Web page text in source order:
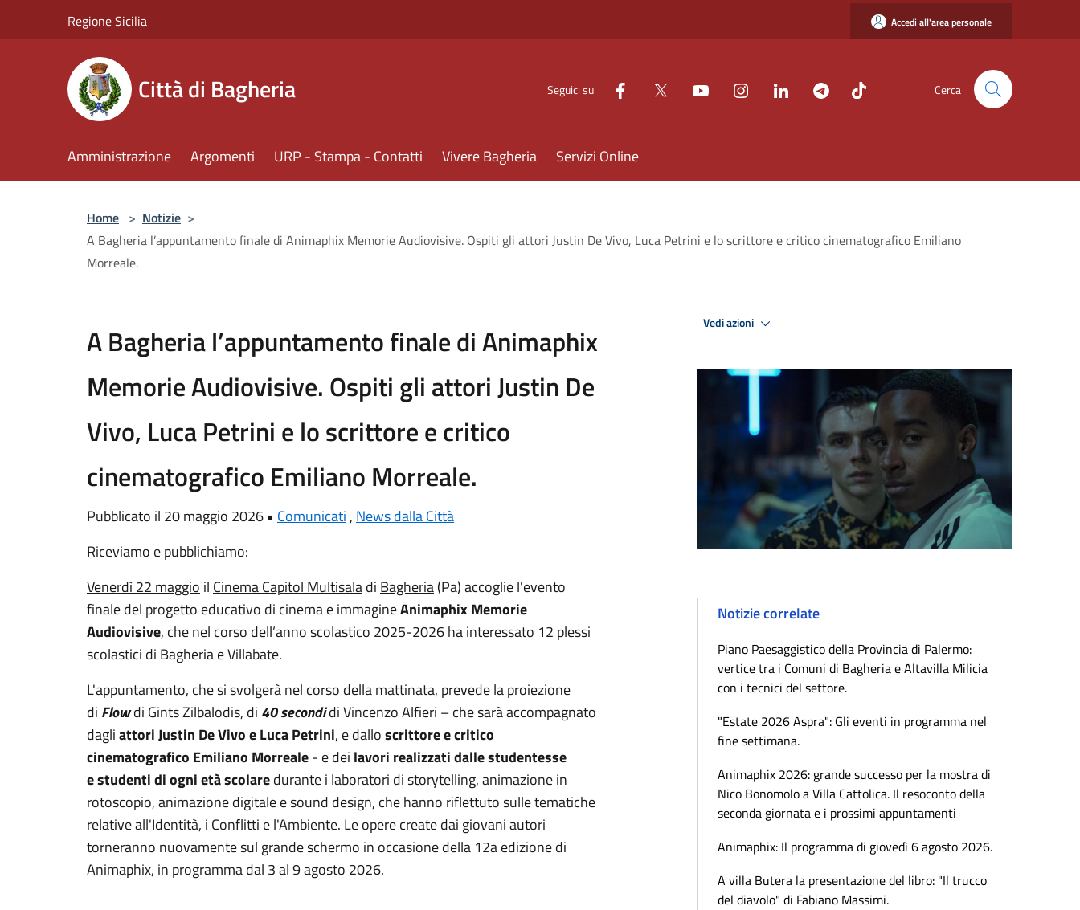
Regione Sicilia Accedi all'area personale
Città di Bagheria Seguici su Cerca
Amministrazione Argomenti URP - Stampa - Contatti Vivere Bagheria Servizi Online
Home > Notizie >
A Bagheria l’appuntamento finale di Animaphix Memorie Audiovisive. Ospiti gli attori Justin De Vivo, Luca Petrini e lo scrittore e critico cinematografico Emiliano
Morreale.
A Bagheria l’appuntamento finale di Animaphix
Memorie Audiovisive. Ospiti gli attori Justin De
Vivo, Luca Petrini e lo scrittore e critico
cinematografico Emiliano Morreale.
Pubblicato il 20 maggio 2026 • Comunicati , News dalla Città
Riceviamo e pubblichiamo:
Venerdì 22 maggio il Cinema Capitol Multisaladi Bagheria(Pa) accoglie l'evento
finale del progetto educativo di cinema e immagineAnimaphix Memorie
Audiovisive, che nel corso dell’anno scolastico 2025-2026 ha interessato 12 plessi
scolastici di Bagheria e Villabate.
L'appuntamento, che si svolgerà nel corso della mattinata, prevede la proiezione
di Flowdi Gints Zilbalodis, di 40 secondidi Vincenzo Alfieri – che sarà accompagnato
dagliattori Justin De Vivo e Luca Petrini, e dalloscrittore e critico
cinematografico Emiliano Morreale- e dei lavori realizzati dalle studentesse
estudenti di ogni età scolaredurante i laboratori di storytelling, animazione in
rotoscopio, animazione digitale e sound design, che hanno riflettuto sulle tematiche
relative all'Identità, i Conflitti e l'Ambiente. Le opere create dai giovani autori
torneranno nuovamente sul grande schermo in occasione della 12a edizione di
Animaphix, in programma dal 3 al 9 agosto 2026.
Vedi azioni
Notizie correlate
Piano Paesaggistico della Provincia di Palermo:
vertice tra i Comuni di Bagheria e Altavilla Milicia
con i tecnici del settore.
"Estate 2026 Aspra": Gli eventi in programma nel
fine settimana.
Animaphix 2026: grande successo per la mostra di
Nico Bonomolo a Villa Cattolica. Il resoconto della
seconda giornata e i prossimi appuntamenti
Animaphix: Il programma di giovedì 6 agosto 2026.
A villa Butera la presentazione del libro: "Il trucco
del diavolo" di Fabiano Massimi.